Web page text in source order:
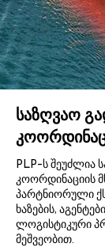
საზღვაო
PLP-ს შეუძლია
კოორდინაციის
პარტნიორული
ხაზების,
ლოგისტიკური
მეშვეობით.